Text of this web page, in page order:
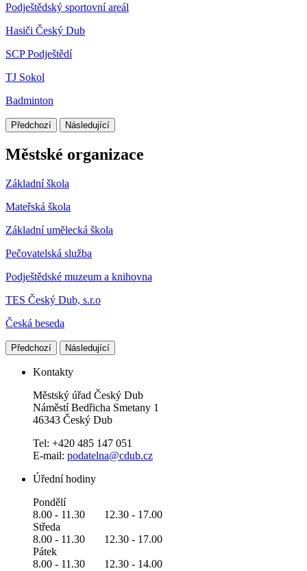
Podještědský sportovní areál
Hasiči Český Dub
SCP Podještědí
TJ Sokol
Badminton
Předchozí Následující
Městské organizace
Základní škola
Mateřská škola
Základní umělecká škola
Pečovatelská služba
Podještědské muzeum a knihovna
TES Český Dub, s.r.o
Česká beseda
Předchozí Následující
Kontakty
Městský úřad Český Dub
Náměstí Bedřicha Smetany 1
46343 Český Dub
Tel: +420 485 147 051
E-mail: podatelna@cdub.cz
Úřední hodiny
Pondělí
8.00 - 11.30 12.30 - 17.00
Středa
8.00 - 11.30 12.30 - 17.00
Pátek
8.00 - 11.30 12.30 - 14.00